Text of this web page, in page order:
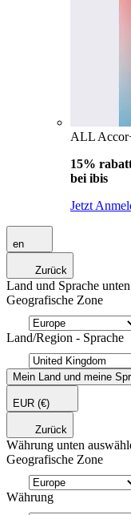
ALL
15%
bei ibis
Jetzt
en
Zurück
Land und Sprache
Geografische Zone
Land/Region - Sprache
Mein Land und meine
EUR (€)
Zurück
Währung unten
Geografische Zone
Währung